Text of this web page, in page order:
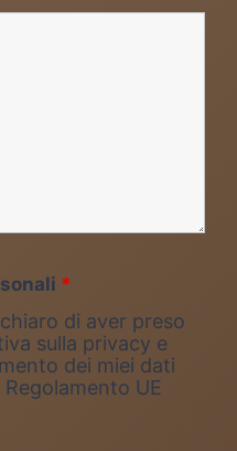
*
di aver preso
sulla privacy e
dei miei dati
UE